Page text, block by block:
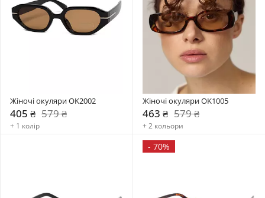
Жіночі окуляри OK2002
405 ₴ 579 ₴
+ 1 колір
Жіночі окуляри OK1005
463 ₴ 579 ₴
+ 2 кольори
- 70%